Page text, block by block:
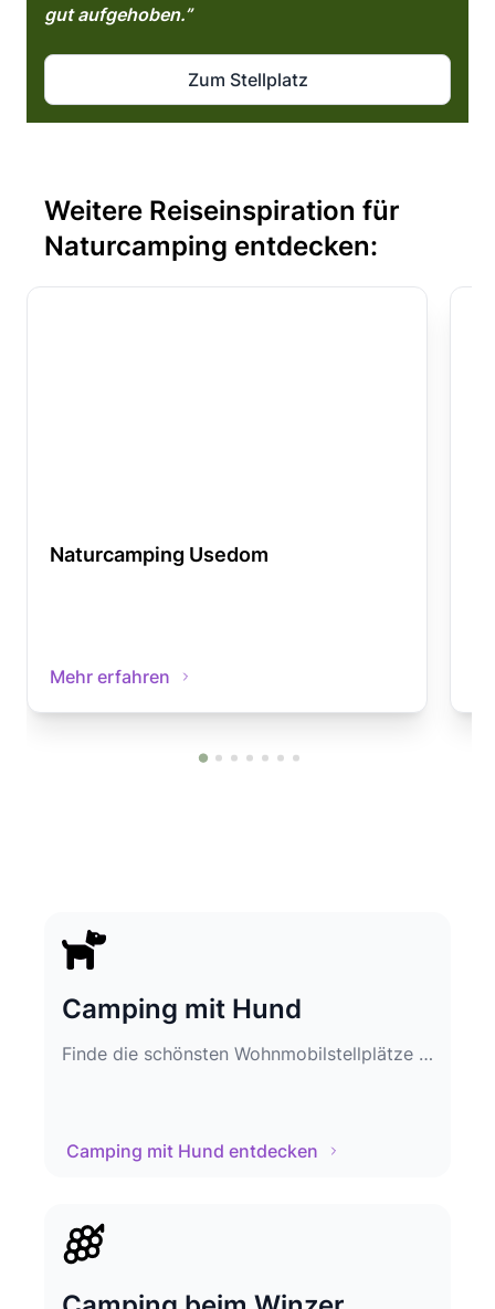
gut aufgehoben.”
Zum Stellplatz
Weitere Reiseinspiration für
Naturcamping entdecken:
Naturcamping Usedom
Mehr erfahren
Camping mit Hund
Finde die schönsten Wohnmobilstellplätze zum Camping mit Hund
Camping mit Hund entdecken